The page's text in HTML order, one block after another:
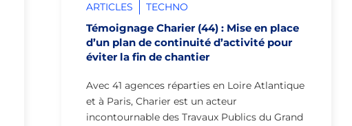
ARTICLES TECHNO
Témoignage Charier (44) : Mise en place
d’un plan de continuité d’activité pour
éviter la fin de chantier
Avec 41 agences réparties en Loire Atlantique
et à Paris, Charier est un acteur
incontournable des Travaux Publics du Grand